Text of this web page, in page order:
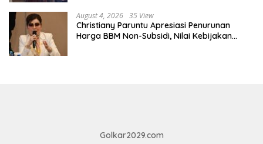
August 4, 2026 35 View
Christiany Paruntu Apresiasi Penurunan
Harga BBM Non-Subsidi, Nilai Kebijakan
Golkar2029.com